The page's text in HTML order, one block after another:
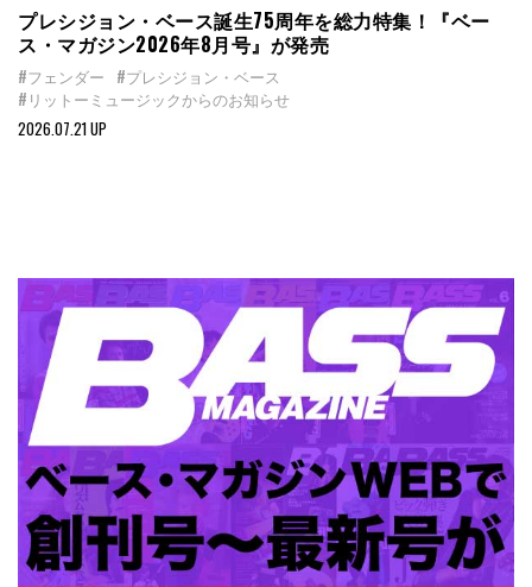
プレシジョン・ベース誕生75周年を総力特集！『ベー
ス・マガジン2026年8月号』が発売
#フェンダー #プレシジョン・ベース
#リットーミュージックからのお知らせ
2026.07.21 UP